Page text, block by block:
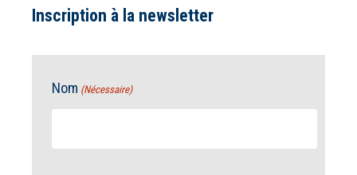
Inscription à la newsletter
Nom (Nécessaire)